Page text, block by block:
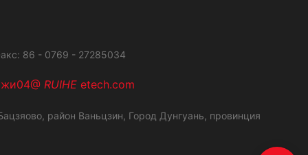
86 - 0769 - 27285034
RUIHE etech.com
район Ваньцзин, Город Дунгуань, провинция